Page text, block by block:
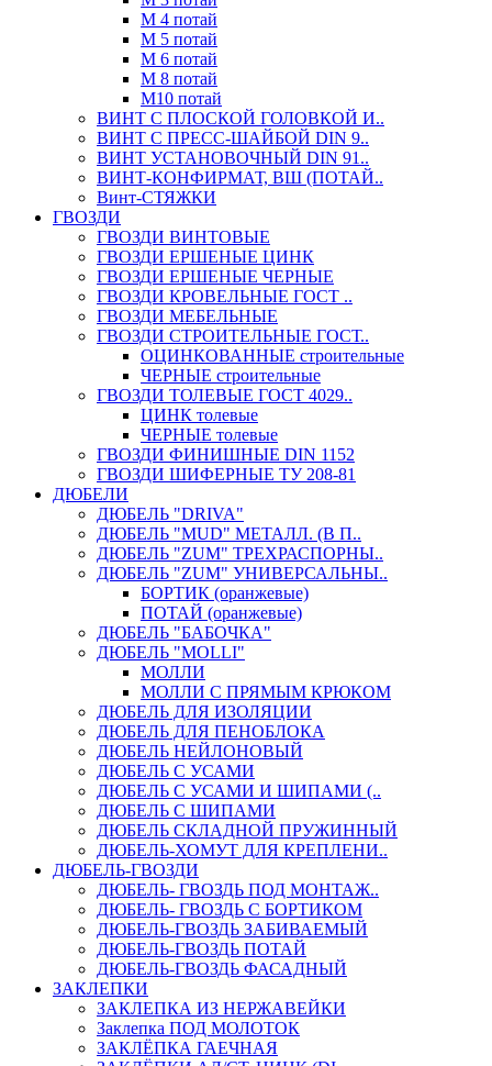
М 4 потай
М 5 потай
М 6 потай
М 8 потай
М10 потай
ВИНТ С ПЛОСКОЙ ГОЛОВКОЙ И..
ВИНТ С ПРЕСС-ШАЙБОЙ DIN 9..
ВИНТ УСТАНОВОЧНЫЙ DIN 91..
ВИНТ-КОНФИРМАТ, ВШ (ПОТАЙ..
Винт-СТЯЖКИ
ГВОЗДИ
ГВОЗДИ ВИНТОВЫЕ
ГВОЗДИ ЕРШЕНЫЕ ЦИНК
ГВОЗДИ ЕРШЕНЫЕ ЧЕРНЫЕ
ГВОЗДИ КРОВЕЛЬНЫЕ ГОСТ ..
ГВОЗДИ МЕБЕЛЬНЫЕ
ГВОЗДИ СТРОИТЕЛЬНЫЕ ГОСТ..
ОЦИНКОВАННЫЕ строительные
ЧЕРНЫЕ строительные
ГВОЗДИ ТОЛЕВЫЕ ГОСТ 4029..
ЦИНК толевые
ЧЕРНЫЕ толевые
ГВОЗДИ ФИНИШНЫЕ DIN 1152
ГВОЗДИ ШИФЕРНЫЕ ТУ 208-81
ДЮБЕЛИ
ДЮБЕЛЬ "DRIVA"
ДЮБЕЛЬ "MUD" МЕТАЛЛ. (В П..
ДЮБЕЛЬ "ZUM" ТРЕХРАСПОРНЫ..
ДЮБЕЛЬ "ZUM" УНИВЕРСАЛЬНЫ..
БОРТИК (оранжевые)
ПОТАЙ (оранжевые)
ДЮБЕЛЬ "БАБОЧКА"
ДЮБЕЛЬ "МOLLI"
МОЛЛИ
МОЛЛИ С ПРЯМЫМ КРЮКОМ
ДЮБЕЛЬ ДЛЯ ИЗОЛЯЦИИ
ДЮБЕЛЬ ДЛЯ ПЕНОБЛОКА
ДЮБЕЛЬ НЕЙЛОНОВЫЙ
ДЮБЕЛЬ С УСАМИ
ДЮБЕЛЬ С УСАМИ И ШИПАМИ (..
ДЮБЕЛЬ С ШИПАМИ
ДЮБЕЛЬ СКЛАДНОЙ ПРУЖИННЫЙ
ДЮБЕЛЬ-ХОМУТ ДЛЯ КРЕПЛЕНИ..
ДЮБЕЛЬ-ГВОЗДИ
ДЮБЕЛЬ- ГВОЗДЬ ПОД МОНТАЖ..
ДЮБЕЛЬ- ГВОЗДЬ С БОРТИКОМ
ДЮБЕЛЬ-ГВОЗДЬ ЗАБИВАЕМЫЙ
ДЮБЕЛЬ-ГВОЗДЬ ПОТАЙ
ДЮБЕЛЬ-ГВОЗДЬ ФАСАДНЫЙ
ЗАКЛЕПКИ
ЗАКЛЕПКА ИЗ НЕРЖАВЕЙКИ
Заклепка ПОД МОЛОТОК
ЗАКЛЁПКА ГАЕЧНАЯ